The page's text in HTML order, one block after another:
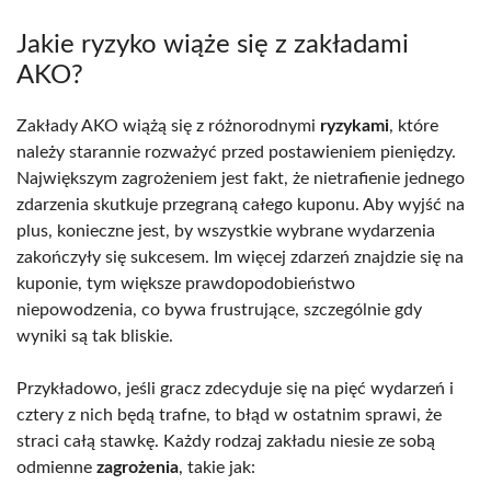
Jakie ryzyko wiąże się z zakładami
AKO?
Zakłady AKO wiążą się z różnorodnymi ryzykami, które
należy starannie rozważyć przed postawieniem pieniędzy.
Największym zagrożeniem jest fakt, że nietrafienie jednego
zdarzenia skutkuje przegraną całego kuponu. Aby wyjść na
plus, konieczne jest, by wszystkie wybrane wydarzenia
zakończyły się sukcesem. Im więcej zdarzeń znajdzie się na
kuponie, tym większe prawdopodobieństwo
niepowodzenia, co bywa frustrujące, szczególnie gdy
wyniki są tak bliskie.
Przykładowo, jeśli gracz zdecyduje się na pięć wydarzeń i
cztery z nich będą trafne, to błąd w ostatnim sprawi, że
straci całą stawkę. Każdy rodzaj zakładu niesie ze sobą
odmienne zagrożenia, takie jak: